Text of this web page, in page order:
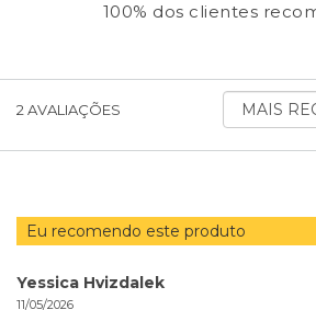
100% dos clientes
2AVALIAÇÕES
ORDENAR
Eu recomendo este produto
Yessica Hvizdalek
11/05/2026